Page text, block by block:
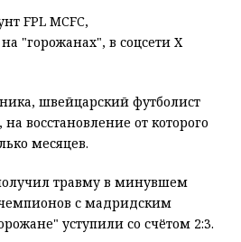
FPL MCFC,
"горожанах", в соцсети Х
швейцарский футболист
восстановление от которого
месяцев.
травму в минувшем
с мадридским
уступили со счётом 2:3.